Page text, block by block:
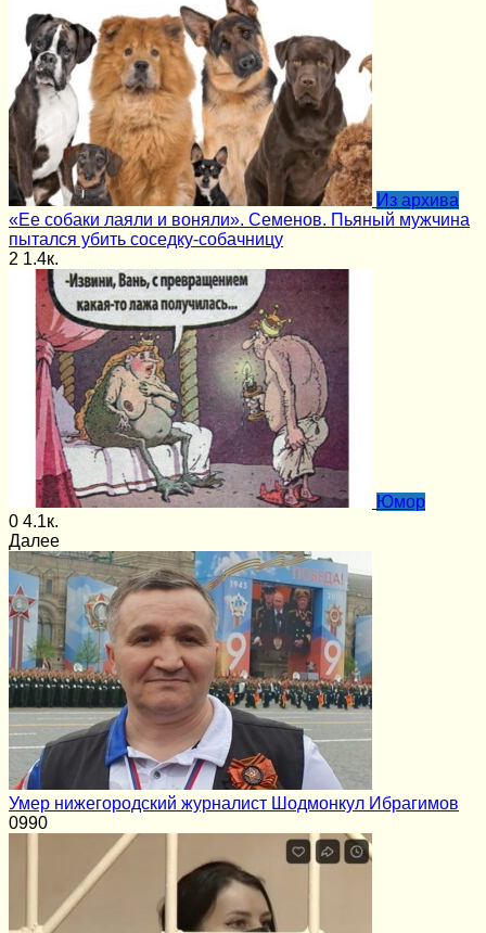
Из архива
«Ее собаки лаяли и воняли». Семенов. Пьяный мужчина
пытался убить соседку-собачницу
2 1.4к.
Юмор
0 4.1к.
Далее
Умер нижегородский журналист Шодмонкул Ибрагимов
0990